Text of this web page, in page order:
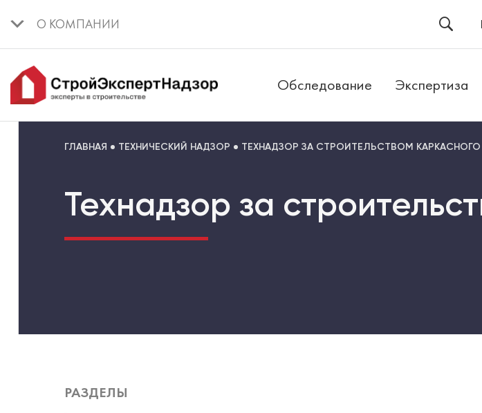
О КОМПАНИИ
Обследование Экспертиза
ГЛАВНАЯ ТЕХНИЧЕСКИЙ НАДЗОР ТЕХНАДЗОР ЗА СТРОИТЕЛЬСТВОМ
Технадзор за
РАЗДЕЛЫ